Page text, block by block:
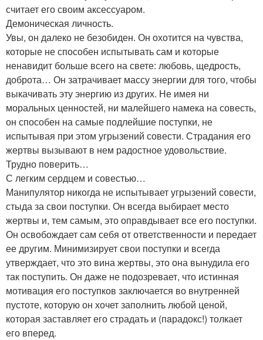
считает его своим аксессуаром.
Демоническая личность.
Увы, он далеко не безобиден. Он охотится на чувства,
которые не способен испытывать сам и которые
ненавидит больше всего на свете: любовь, щедрость,
доброта… Он затрачивает массу энергии для того, чтобы
выкачивать эту энергию из других. Не имея ни
моральных ценностей, ни малейшего намека на совесть,
он способен на самые подлейшие поступки, не
испытывая при этом угрызений совести. Страдания его
жертвы вызывают в нем радостное удовольствие.
Трудно поверить…
С легким сердцем и совестью…
Манипулятор никогда не испытывает угрызений совести,
стыда за свои поступки. Он всегда выбирает место
жертвы и, тем самым, это оправдывает все его поступки.
Он освобождает сам себя от ответственности и передает
ее другим. Минимизирует свои поступки и всегда
утверждает, что это вина жертвы, это она вынудила его
так поступить. Он даже не подозревает, что истинная
мотивация его поступков заключается во внутренней
пустоте, которую он хочет заполнить любой ценой,
которая заставляет его страдать и (пaрадокс!) толкает
его вперед.